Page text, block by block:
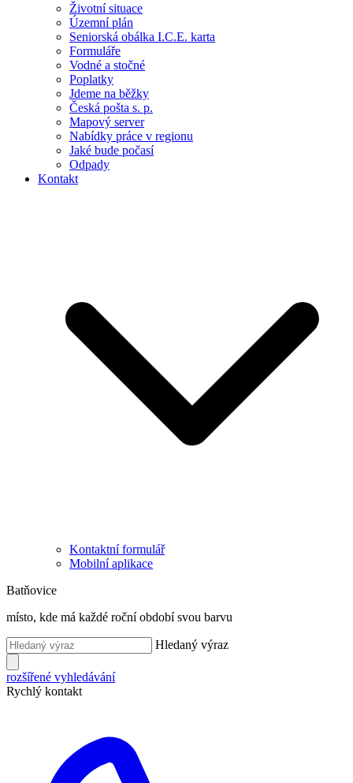
Životní situace
Územní plán
Seniorská obálka I.C.E. karta
Formuláře
Vodné a stočné
Poplatky
Jdeme na běžky
Česká pošta s. p.
Mapový server
Nabídky práce v regionu
Jaké bude počasí
Odpady
Kontakt
Kontaktní formulář
Mobilní aplikace
Batňovice
místo, kde má každé roční období svou barvu
Hledaný výraz
rozšířené vyhledávání
Rychlý kontakt